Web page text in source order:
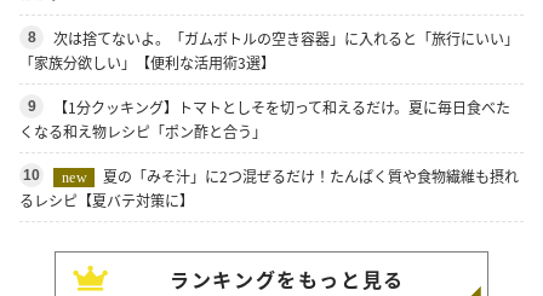
8
次は捨てないよ。「ガムボトルの空き容器」に入れると「旅行にいい」
「家族分欲しい」【便利な活用術3選】
9
【1分クッキング】トマトとしそを切って和えるだけ。夏に毎日食べた
くなる和え物レシピ「ポン酢と合う」
10 new
夏の「みそ汁」に2つ混ぜるだけ！たんぱく質や食物繊維も摂れ
るレシピ【夏バテ対策に】
ランキングをもっと見る